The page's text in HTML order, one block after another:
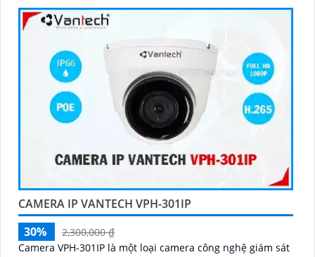
CAMERA IP VANTECH VPH-301IP
30%
2,300,000 ₫
Camera VPH-301IP là một loại camera công nghệ giám sát